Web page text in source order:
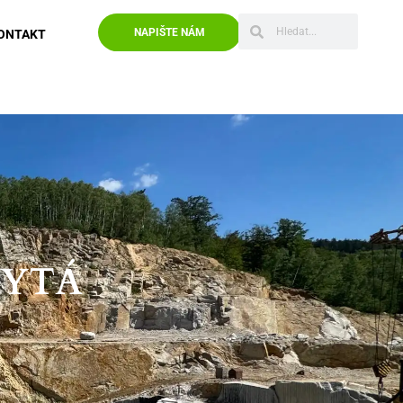
NAPIŠTE NÁM
Finální produkty z kamene dle přesné
specifikace zákazníka, jako například parapety,